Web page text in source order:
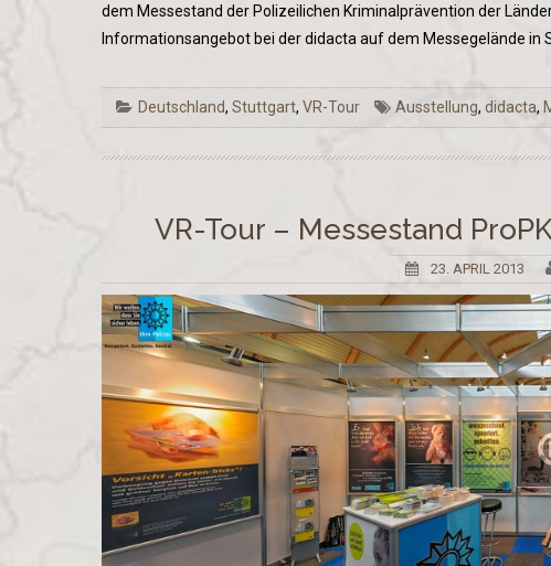
dem Messestand der Polizeilichen Kriminalprävention der
Informationsangebot bei der didacta auf dem Messegelände in
Deutschland, Stuttgart, VR-Tour Ausstellung,didacta,
VR-Tour – Messestand
23. APRIL 2013